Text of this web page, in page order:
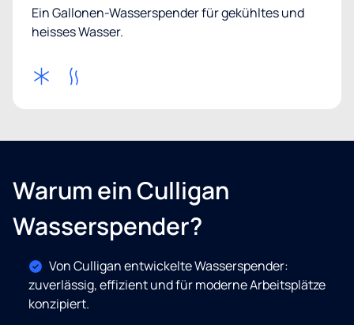
Ein Gallonen-Wasserspender für gekühltes und
heisses Wasser.
Warum ein Culligan
Wasserspender?
Von Culligan entwickelte Wasserspender:
zuverlässig, effizient und für moderne Arbeitsplätze
konzipiert.